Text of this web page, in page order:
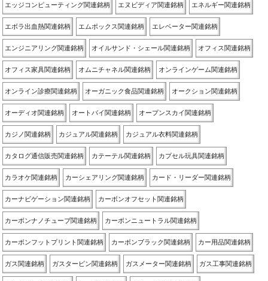
エッジコンピューティング関連銘柄 エヌビディア関連銘柄 エネルギー関連銘柄
エボラ出血熱関連銘柄 エムポックス関連銘柄 エレベーター関連銘柄
エンジニアリング関連銘柄 オイルサンド・シェール関連銘柄 オフィス関連銘柄
オフィス家具関連銘柄 オムニチャネル関連銘柄 オンラインゲーム関連銘柄
オンライン診療関連銘柄 オーガニック食品関連銘柄 オークション関連銘柄
オーディオ関連銘柄 オートバイ関連銘柄 オープンスカイ関連銘柄
カジノ関連銘柄 カジュアル関連銘柄 カジュアル衣料関連銘柄
カタログ通信販売関連銘柄 カテーテル関連銘柄 カプセル玩具関連銘柄
カラオケ関連銘柄 カーシェアリング関連銘柄 カード・リーダー関連銘柄
カーナビゲーション関連銘柄 カーボンオフセット関連銘柄
カーボンナノチューブ関連銘柄 カーボンニュートラル関連銘柄
カーボンフットプリント関連銘柄 カーボンブラック関連銘柄 カー用品関連銘柄
ガス関連銘柄 ガスタービン関連銘柄 ガスメーター関連銘柄 ガス工事関連銘柄